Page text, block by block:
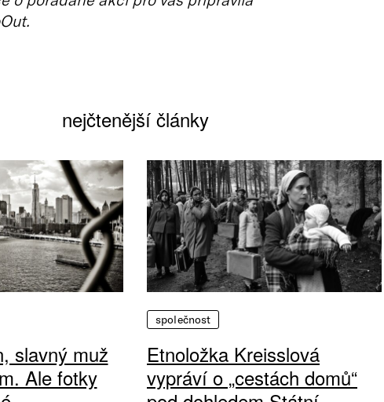
nejčtenější články
slavný muž
Ale fotky
společnost
Etnoložka Kreisslová
vypráví o „cestách domů“